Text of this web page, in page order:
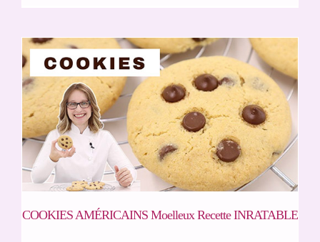
COOKIES AMÉRICAINS Moelleux Recette INRATABLE